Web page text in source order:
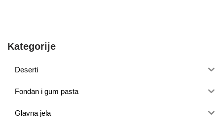
Kategorije
Deserti
Fondan i gum pasta
Glavna jela